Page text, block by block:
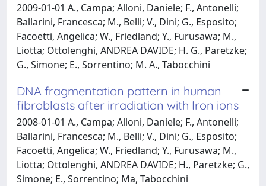
2009-01-01 A., Campa; Alloni, Daniele; F., Antonelli;
Ballarini, Francesca; M., Belli; V., Dini; G., Esposito;
Facoetti, Angelica; W., Friedland; Y., Furusawa; M.,
Liotta; Ottolenghi, ANDREA DAVIDE; H. G., Paretzke;
G., Simone; E., Sorrentino; M. A., Tabocchini
DNA fragmentation pattern in human
fibroblasts after irradiation with Iron ions
2008-01-01 A., Campa; Alloni, Daniele; F., Antonelli;
Ballarini, Francesca; M., Belli; V., Dini; G., Esposito;
Facoetti, Angelica; W., Friedland; Y., Furusawa; M.,
Liotta; Ottolenghi, ANDREA DAVIDE; H., Paretzke; G.,
Simone; E., Sorrentino; Ma, Tabocchini